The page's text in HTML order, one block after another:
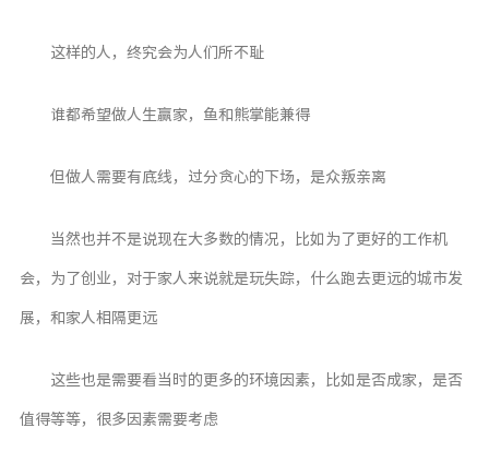
这样的人，终究会为人们所不耻
谁都希望做人生赢家，鱼和熊掌能兼得
但做人需要有底线，过分贪心的下场，是众叛亲离
当然也并不是说现在大多数的情况，比如为了更好的工作机
会，为了创业，对于家人来说就是玩失踪，什么跑去更远的城市发
展，和家人相隔更远
这些也是需要看当时的更多的环境因素，比如是否成家，是否
值得等等，很多因素需要考虑